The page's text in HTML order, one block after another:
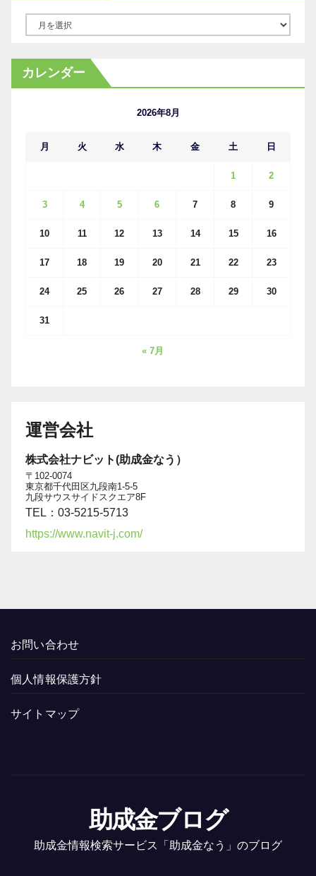
カ
イ
カレンダー
2026年8月
月 火 水 木 金 土 日
1 2
3 4 5 6 7 8 9
10 11 12 13 14 15 16
17 18 19 20 21 22 23
24 25 26 27 28 29 30
31
« 7月
運営会社
株式会社ナビット(助成金なう）
〒102-0074
東京都千代田区九段南1-5-5
九段サウスサイドスクエア8F
TEL：03-5215-5713
https://www.navit-j.com/
お問い合わせ
個人情報保護方針
サイトマップ
助成金ブログ
助成金情報検索サービス「助成金なう」のブログ